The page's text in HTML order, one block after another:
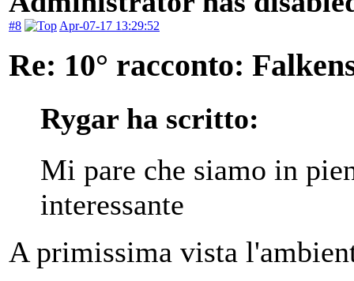
#8 Apr-07-17 13:29:52
Re: 10° racconto:
Rygar ha scritto:
Mi pare che siamo in
interessante
A primissima vista